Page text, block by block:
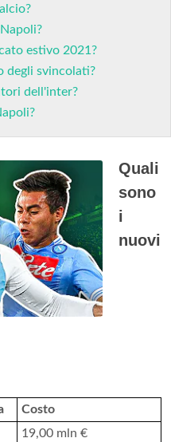
estivo 2021?
degli svincolati?
dell'inter?
Quali
sono
i
nuovi
Costo
19,00 mln €